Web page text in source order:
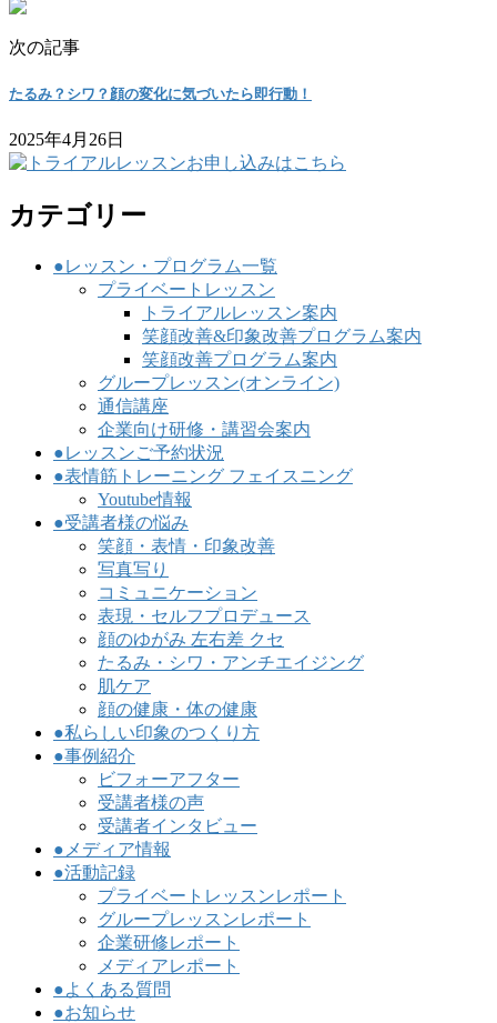
次の記事
たるみ？シワ？顔の変化に気づいたら即行動！
2025年4月26日
カテゴリー
●レッスン・プログラム一覧
プライベートレッスン
トライアルレッスン案内
笑顔改善&印象改善プログラム案内
笑顔改善プログラム案内
グループレッスン(オンライン)
通信講座
企業向け研修・講習会案内
●レッスンご予約状況
●表情筋トレーニング フェイスニング
Youtube情報
●受講者様の悩み
笑顔・表情・印象改善
写真写り
コミュニケーション
表現・セルフプロデュース
顔のゆがみ 左右差 クセ
たるみ・シワ・アンチエイジング
肌ケア
顔の健康・体の健康
●私らしい印象のつくり方
●事例紹介
ビフォーアフター
受講者様の声
受講者インタビュー
●メディア情報
●活動記録
プライベートレッスンレポート
グループレッスンレポート
企業研修レポート
メディアレポート
●よくある質問
●お知らせ